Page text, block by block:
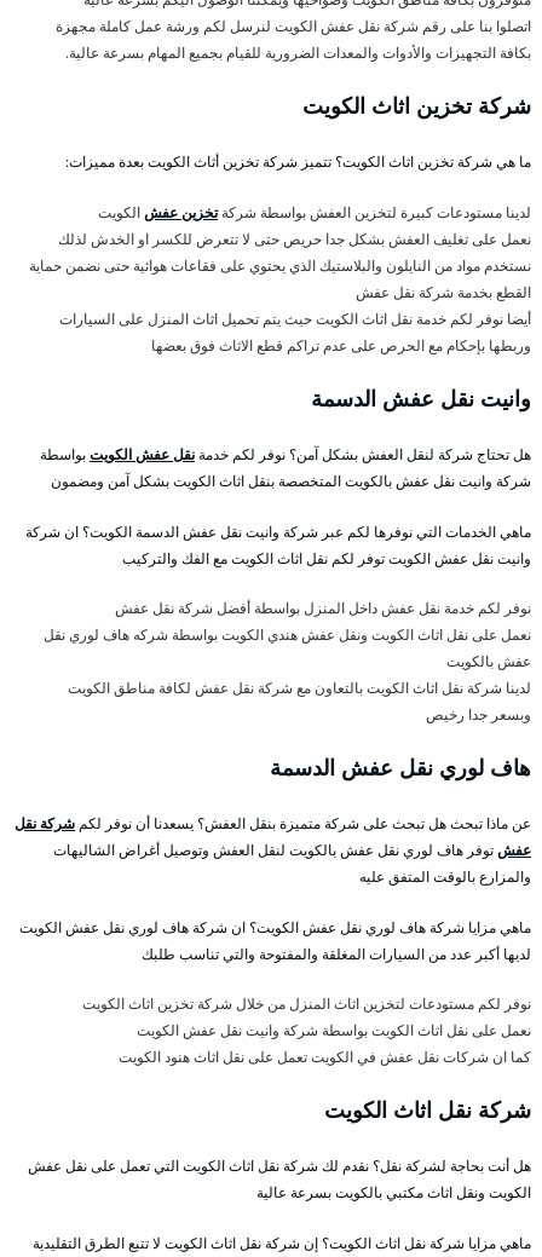
اتصلوا بنا على رقم شركة نقل عفش الكويت لنرسل لكم ورشة عمل كاملة مجهزة
بكافة التجهيزات والأدوات والمعدات الضرورية للقيام بجميع المهام بسرعة عالية.
شركة تخزين اثاث الكويت
ما هي شركة تخزين اثاث الكويت؟ تتميز شركة تخزين أثاث الكويت بعدة مميزات:
لدينا مستودعات كبيرة لتخزين العفش بواسطة شركةتخزين عفشالكويت
نعمل على تغليف العفش بشكل جدا حريص حتى لا تتعرض للكسر او الخدش لذلك
نستخدم مواد من النايلون والبلاستيك الذي يحتوي على فقاعات هوائية حتى نضمن حماية
القطع بخدمة شركة نقل عفش
أيضا نوفر لكم خدمة نقل اثاث الكويت حيث يتم تحميل اثاث المنزل على السيارات
وربطها بإحكام مع الحرص على عدم تراكم قطع الاثاث فوق بعضها
وانيت نقل عفش الدسمة
هل تحتاج شركة لنقل العفش بشكل آمن؟ نوفر لكم خدمةنقل عفش الكويتبواسطة
شركة وانيت نقل عفش بالكويت المتخصصة بنقل اثاث الكويت بشكل آمن ومضمون
ماهي الخدمات التي نوفرها لكم عبر شركة وانيت نقل عفش الدسمة الكويت؟ ان شركة
وانيت نقل عفش الكويت توفر لكم نقل اثاث الكويت مع الفك والتركيب
نوفر لكم خدمة نقل عفش داخل المنزل بواسطة أفضل شركة نقل عفش
نعمل على نقل اثاث الكويت ونقل عفش هندي الكويت بواسطة شركه هاف لوري نقل
عفش بالكويت
لدينا شركة نقل اثاث الكويت بالتعاون مع شركة نقل عفش لكافة مناطق الكويت
وبسعر جدا رخيص
هاف لوري نقل عفش الدسمة
عن ماذا تبحث هل تبحث على شركة متميزة بنقل العفش؟ يسعدنا أن نوفر لكم شركة نقل
عفشتوفر هاف لوري نقل عفش بالكويت لنقل العفش وتوصيل أغراض الشاليهات
والمزارع بالوقت المتفق عليه
ماهي مزايا شركة هاف لوري نقل عفش الكويت؟ ان شركة هاف لوري نقل عفش الكويت
لديها أكبر عدد من السيارات المغلقة والمفتوحة والتي تناسب طلبك
نوفر لكم مستودعات لتخزين اثاث المنزل من خلال شركة تخزين اثاث الكويت
نعمل على نقل اثاث الكويت بواسطة شركة وانيت نقل عفش الكويت
كما ان شركات نقل عفش في الكويت تعمل على نقل اثاث هنود الكويت
شركة نقل اثاث الكويت
هل أنت بحاجة لشركة نقل؟ نقدم لك شركة نقل اثاث الكويت التي تعمل على نقل عفش
الكويت ونقل اثاث مكتبي بالكويت بسرعة عالية
ماهي مزايا شركة نقل اثاث الكويت؟ إن شركة نقل اثاث الكويت لا تتبع الطرق التقليدية